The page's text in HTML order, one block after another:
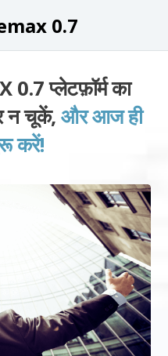
0.7
0.7 प्लेटफ़ॉर्म का
न चूकें,और आज ही
करें!